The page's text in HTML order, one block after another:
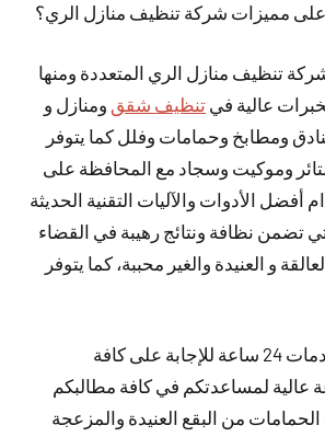
مميزات شركة تنظيف منازل الري؟
تنظيف منازل الري المتعددة ومنها
عالية في تنظيف شقق ومنازل و
ومطابخ وحمامات وفلل كما يتوفر
وموكيت وسجاد مع المحافظة على
الأدوات والآليات التقنية الحديثة
تضمن نظافة ونتائج رهيبة في القضاء
و العنيدة والغير محببة، كما يتوفر
تنظيف منازل خدمات 24 ساعة للإجابة على كافة
عالية لمساعدتكم في كافة مطالبكم
من البقع العنيدة والمزعجة